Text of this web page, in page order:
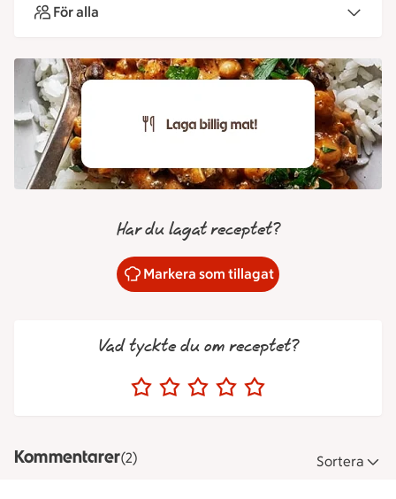
För alla
Har du lagat receptet?
Markera som tillagat
Vad tyckte du om receptet?
Kommentarer(2) Sortera